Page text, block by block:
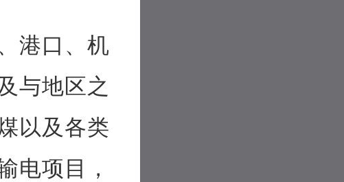
港口、机
与地区之
以及各类
电项目，